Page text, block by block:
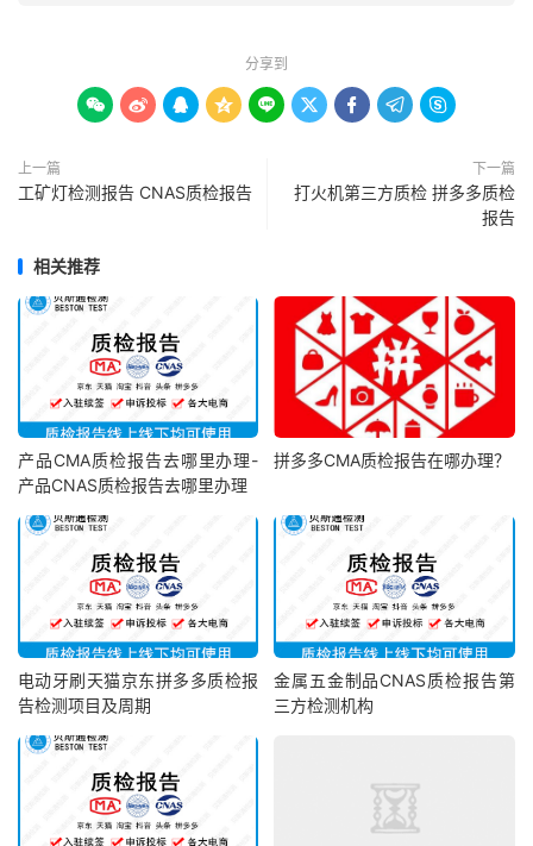
分享到
        
上一篇
工矿灯检测报告 CNAS质检报告
下一篇
打火机第三方质检 拼多多质检
报告
相关推荐
产品CMA质检报告去哪里办理-
产品CNAS质检报告去哪里办理
拼多多CMA质检报告在哪办理？
电动牙刷天猫京东拼多多质检报
告检测项目及周期
金属五金制品CNAS质检报告第
三方检测机构